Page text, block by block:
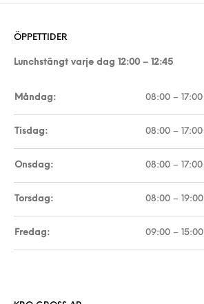
ÖPPETTIDER
Lunchstängt varje dag 12:00 – 12:45
Måndag: 08:00 – 17:00
Tisdag: 08:00 – 17:00
Onsdag: 08:00 – 17:00
Torsdag: 08:00 – 19:00
Fredag: 09:00 – 15:00